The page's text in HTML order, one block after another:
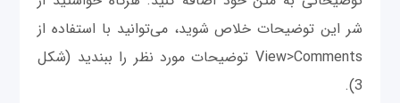
شر این توضیحات خلاص شوید، می‌توانید با استفاده از
View>Comments توضیحات مورد نظر را ببندید (شکل
3).